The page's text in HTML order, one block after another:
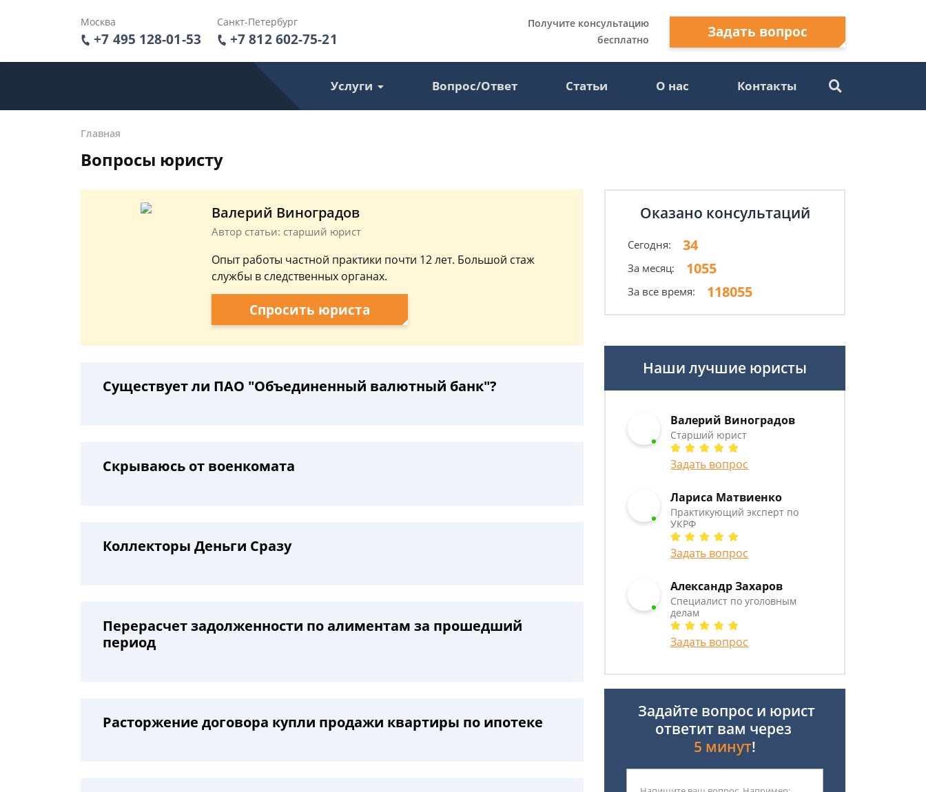
Москва
+7 495 128-01-53
Санкт-Петербург
+7 812 602-75-21
Получите консультацию
бесплатно
Задать вопрос
Услуги Вопрос/Ответ Статьи О нас Контакты
Главная
Вопросы юристу
Валерий Виноградов
Автор статьи: старший юрист
Опыт работы частной практики почти 12 лет. Большой стаж
службы в следственных органах.
Спросить юриста
Существует ли ПАО "Объединенный валютный банк"?
Скрываюсь от военкомата
Коллекторы Деньги Сразу
Перерасчет задолженности по алиментам за прошедший
период
Расторжение договора купли продажи квартиры по ипотеке
Оказано консультаций
Сегодня: 34
За месяц: 1055
За все время: 118055
Наши лучшие юристы
Валерий Виноградов
Старший юрист
Задать вопрос
Лариса Матвиенко
Практикующий эксперт по
УКРФ
Задать вопрос
Александр Захаров
Специалист по уголовным
делам
Задать вопрос
Задайте вопрос и юрист
ответит вам через
5 минут!